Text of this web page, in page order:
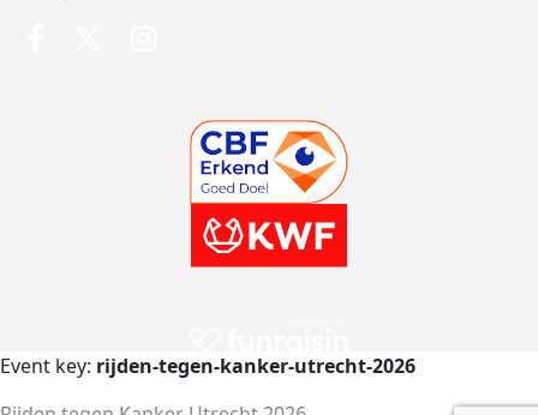
Event key: rijden-tegen-kanker-utrecht-2026